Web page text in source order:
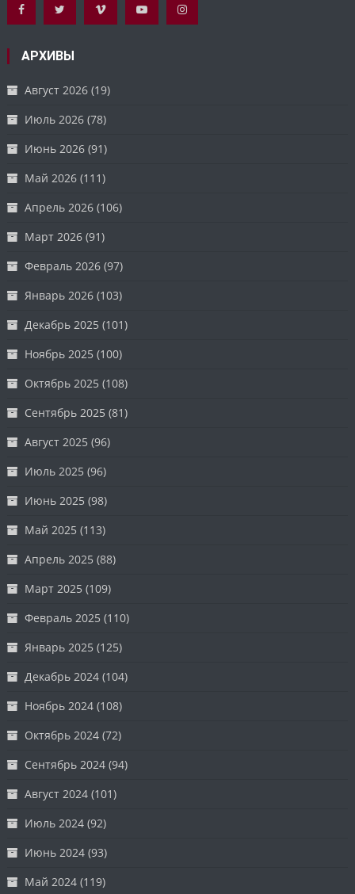
АРХИВЫ
Август 2026 (19)
Июль 2026 (78)
Июнь 2026 (91)
Май 2026 (111)
Апрель 2026 (106)
Март 2026 (91)
Февраль 2026 (97)
Январь 2026 (103)
Декабрь 2025 (101)
Ноябрь 2025 (100)
Октябрь 2025 (108)
Сентябрь 2025 (81)
Август 2025 (96)
Июль 2025 (96)
Июнь 2025 (98)
Май 2025 (113)
Апрель 2025 (88)
Март 2025 (109)
Февраль 2025 (110)
Январь 2025 (125)
Декабрь 2024 (104)
Ноябрь 2024 (108)
Октябрь 2024 (72)
Сентябрь 2024 (94)
Август 2024 (101)
Июль 2024 (92)
Июнь 2024 (93)
Май 2024 (119)